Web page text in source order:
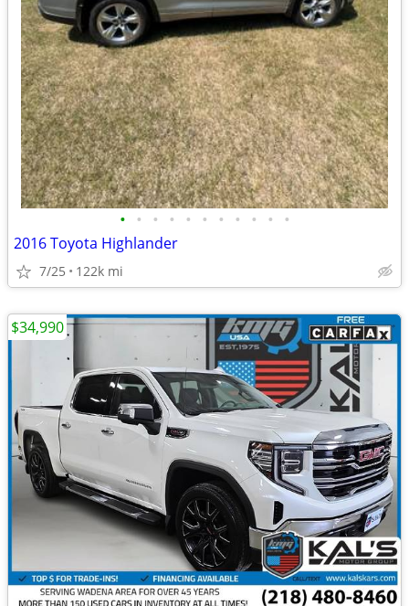
• • • • • • • • • • •
2016 Toyota Highlander
7/25 122k mi
$34,990